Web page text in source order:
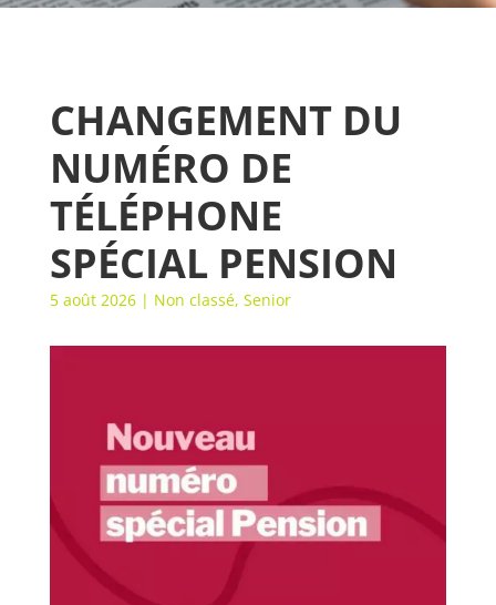
CHANGEMENT DU
NUMÉRO DE
TÉLÉPHONE
SPÉCIAL PENSION
5 août 2026| Non classé, Senior